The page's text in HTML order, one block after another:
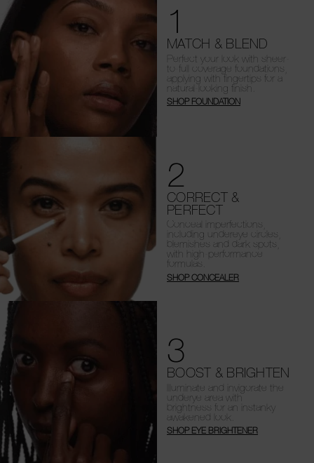
1
MATCH & BLEND
Perfect your look with sheer-
to-full coverage foundations,
applying with fingertips for a
natural-looking finish.
SHOP FOUNDATION
2
CORRECT &
PERFECT
Conceal imperfections,
including undereye circles,
blemishes and dark spots,
with high-performance
formulas.
SHOP CONCEALER
3
BOOST & BRIGHTEN
Illuminate and invigorate the
underye area with
brightness for an instanky
awakened look.
SHOP EYE BRIGHTENER